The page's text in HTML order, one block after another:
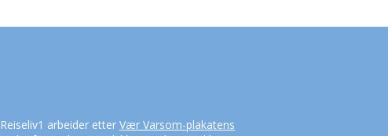
Reiseliv1 arbeider etter Vær Varsom-plakatens